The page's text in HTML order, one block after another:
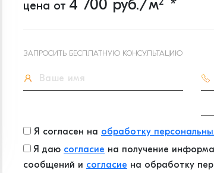
цена от 4 700 руб./м2 *
ЗАПРОСИТЬ БЕСПЛАТНУЮ КОНСУЛЬТАЦИЮ
Я согласен на обработку
Я даю согласие на получение
сообщений и согласие на обработку